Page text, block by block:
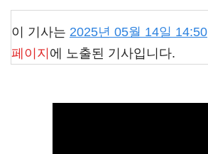
이 기사는 2025년 05월 14일 14:50
페이지 에 노출된 기사입니다.